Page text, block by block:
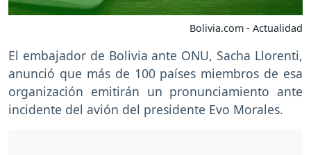
Bolivia.com - Actualidad
El embajador de Bolivia ante ONU, Sacha Llorenti,
anunció que más de 100 países miembros de esa
organización emitirán un pronunciamiento ante
incidente del avión del presidente Evo Morales.